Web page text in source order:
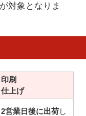
対象となりま
印刷
仕上げ
2営業日後に出荷し